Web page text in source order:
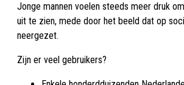
Jonge mannen voelen steeds meer druk
uit te zien, mede door het beeld dat op
neergezet.
Zijn er veel gebruikers?